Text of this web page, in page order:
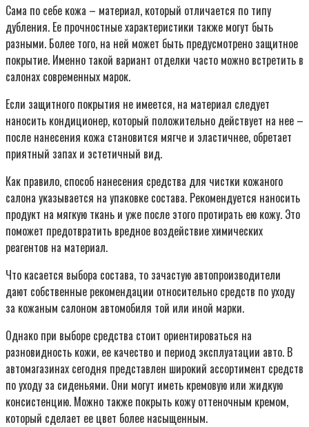
Сама по себе кожа – материал, который отличается по типу
дубления. Ее прочностные характеристики также могут быть
разными. Более того, на ней может быть предусмотрено защитное
покрытие. Именно такой вариант отделки часто можно встретить в
салонах современных марок.
Если защитного покрытия не имеется, на материал следует
наносить кондиционер, который положительно действует на нее –
после нанесения кожа становится мягче и эластичнее, обретает
приятный запах и эстетичный вид.
Как правило, способ нанесения средства для чистки кожаного
салона указывается на упаковке состава. Рекомендуется наносить
продукт на мягкую ткань и уже после этого протирать ею кожу. Это
поможет предотвратить вредное воздействие химических
реагентов на материал.
Что касается выбора состава, то зачастую автопроизводители
дают собственные рекомендации относительно средств по уходу
за кожаным салоном автомобиля той или иной марки.
Однако при выборе средства стоит ориентироваться на
разновидность кожи, ее качество и период эксплуатации авто. В
автомагазинах сегодня представлен широкий ассортимент средств
по уходу за сиденьями. Они могут иметь кремовую или жидкую
консистенцию. Можно также покрыть кожу оттеночным кремом,
который сделает ее цвет более насыщенным.